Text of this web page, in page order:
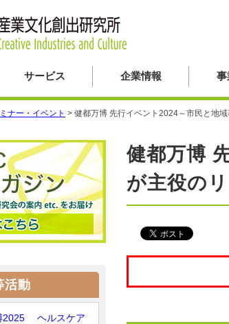
サービス 企業情報 事
ナー・イベント > 健都万博 先行イベント2024～市民と地
健都万博
が主役の
活動
2025 ヘルスケア